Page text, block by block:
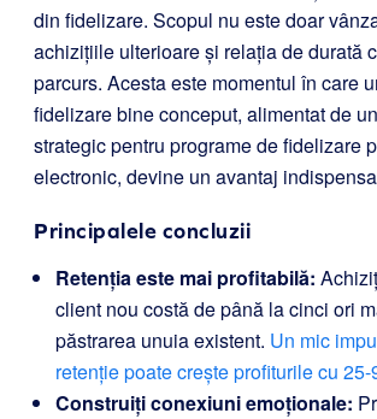
din fidelizare. Scopul nu este doar
achizițiile ulterioare și relația de durată
parcurs. Acesta este momentul în care
fidelizare bine conceput, alimentat de
strategic pentru programe de fidelizare
electronic, devine un avantaj
Principalele concluzii
Retenția este mai profitabilă:
client nou costă de până la cinci ori
păstrarea unuia existent. Un mic
retenție poate crește profiturile cu 25-
Construiți conexiuni emoționale: